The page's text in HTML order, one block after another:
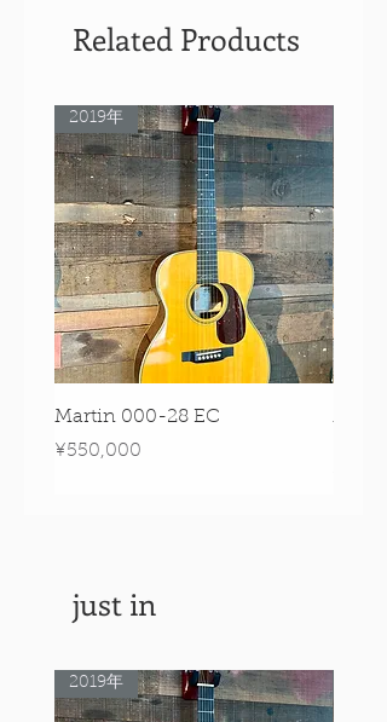
Related Products
2019年
Martin 000-28 EC
Price
¥550,000
just in
2019年